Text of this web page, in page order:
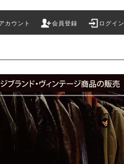
カウント 会員登録 ログイン